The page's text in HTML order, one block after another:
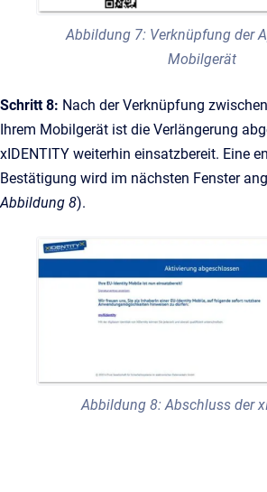
Abbildung 7: Verknüpfung der
Mobilgerät
Schritt 8: Nach der Verknüpfung
Ihrem Mobilgerät ist die Verlängerung
xIDENTITY weiterhin einsatzbereit. Eine
Bestätigung wird im nächsten Fenster
Abbildung 8).
Abbildung 8: Abschluss der